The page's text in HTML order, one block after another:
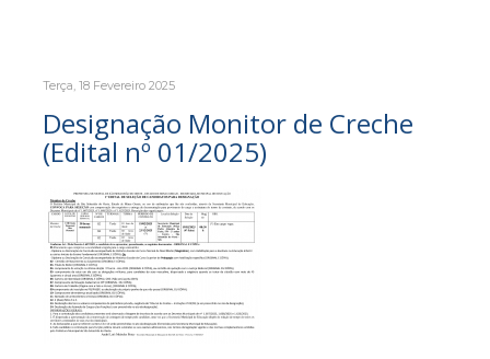
Terça, 18 Fevereiro 2025
Designação Monitor de Creche
(Edital nº 01/2025)